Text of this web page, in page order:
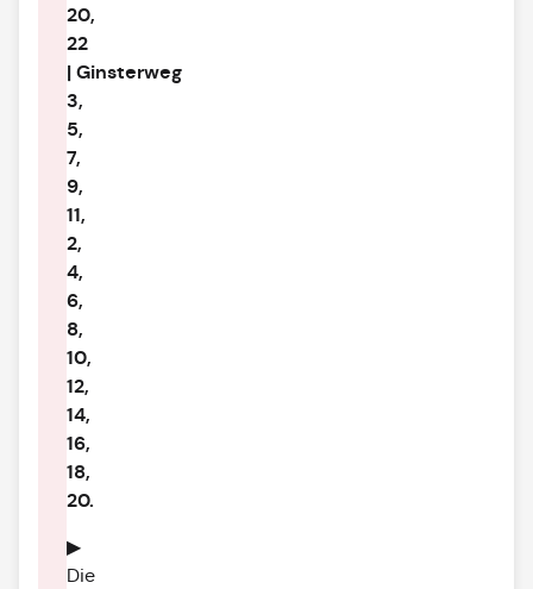
20,
22
| Ginsterweg
3,
5,
7,
9,
11,
2,
4,
6,
8,
10,
12,
14,
16,
18,
20.
▶
Die